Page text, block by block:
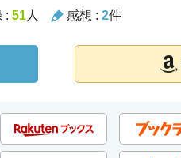
: 51人 感想 : 2件